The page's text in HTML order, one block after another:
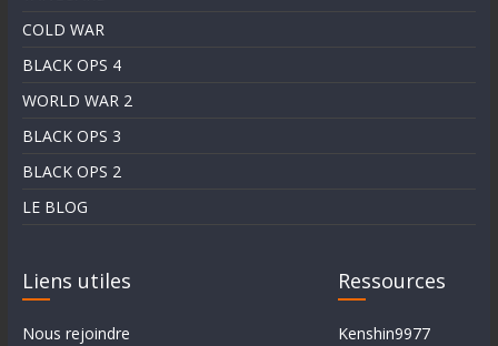
COLD WAR
BLACK OPS 4
WORLD WAR 2
BLACK OPS 3
BLACK OPS 2
LE BLOG
Liens utiles
Nous rejoindre
Ressources
Kenshin9977